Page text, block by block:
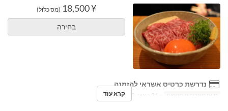
¥ 18,500 (מס כלול)
בחירה
נדרשת כרטיס אשראי להזמנה
טווח תאריכים תקפים קרא עוד